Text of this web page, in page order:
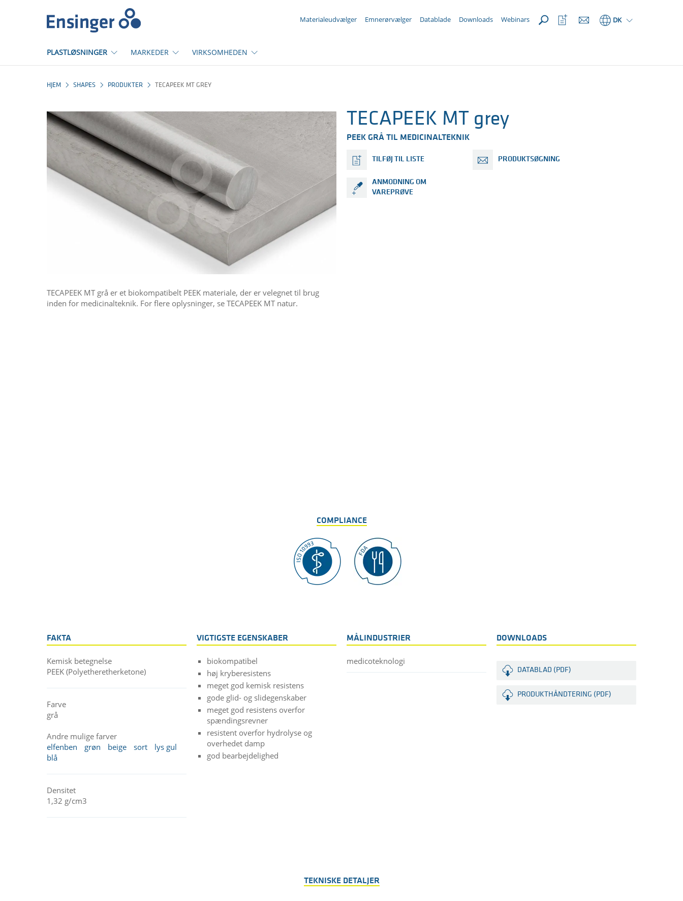
Materialeudvælger Emnerørvælger Datablade Downloads Webinars DK
Åbn
favoritliste
PLASTLØSNINGER MARKEDER VIRKSOMHEDEN
HJEM SHAPES PRODUKTER TECAPEEK MT GREY
TECAPEEK MT grey
PEEK GRÅ TIL MEDICINALTEKNIK
TILFØJ TIL LISTE PRODUKTSØGNING
ANMODNING OM
VAREPRØVE
TECAPEEK MT grå er et biokompatibelt PEEK materiale, der er velegnet til brug
inden for medicinalteknik. For flere oplysninger, se TECAPEEK MT natur.
COMPLIANCE
FAKTA
Kemisk betegnelse
PEEK (Polyetheretherketone)
Farve
grå
Andre mulige farver
elfenben
grøn beige sort
lys gul
blå
Densitet
1,32 g/cm3
VIGTIGSTE EGENSKABER
biokompatibel
høj kryberesistens
meget god kemisk resistens
gode glid- og slidegenskaber
meget god resistens overfor
spændingsrevner
resistent overfor hydrolyse og
overhedet damp
god bearbejdelighed
MÅLINDUSTRIER
medicoteknologi
DOWNLOADS
DATABLAD (PDF)
PRODUKTHÅNDTERING (PDF)
TEKNISKE DETALJER